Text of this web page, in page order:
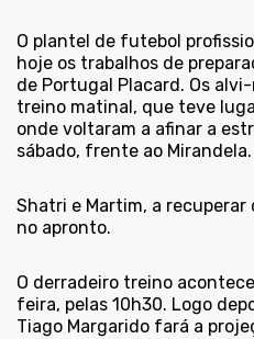
O plantel de futebol
hoje os trabalhos de
de Portugal Placard. Os
treino matinal, que teve
onde voltaram a afinar a
sábado, frente ao Mirandela.
Shatri e Martim, a recuperar
no apronto.
O derradeiro treino
feira, pelas 10h30. Logo
Tiago Margarido fará a